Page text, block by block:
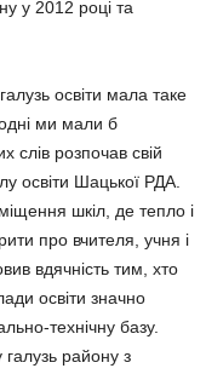
у 2012 році та
освіти мала таке
ми мали б
слів розпочав свій
освіти Шацької РДА.
шкіл, де тепло і
про вчителя, учня і
вдячність тим, хто
освіти значно
тех­ніч­ну базу.
району з